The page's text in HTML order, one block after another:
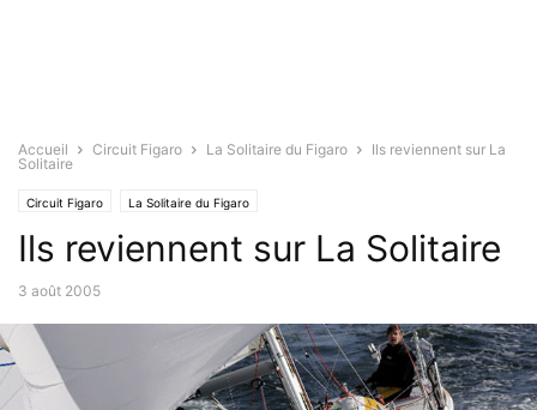
Accueil Circuit Figaro La Solitaire du Figaro
Ils reviennent sur La
Solitaire
Circuit Figaro La Solitaire du Figaro
Ils reviennent sur La Solitaire
3 août 2005